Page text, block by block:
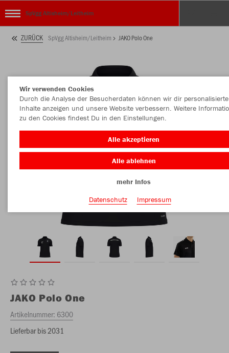
SpVgg Altisheim/Leitheim
ZURÜCK SpVgg Altisheim/Leitheim JAKO Polo One
JAKO Polo One
Artikelnummer: 6300
Lieferbar bis 2031
Wir verwenden Cookies
Durch die Analyse der Besucherdaten können wir dir personalisierte
Inhalte anzeigen und unsere Website verbessern. Weitere
zu den Cookies findest Du in den Einstellungen.
Alle akzeptieren
Alle ablehnen
mehr Infos
Datenschutz
Impressum